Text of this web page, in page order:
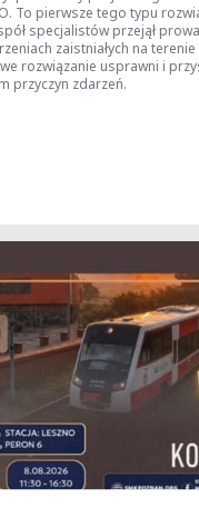
To pierwsze tego typu
specjalistów przejął
zaistniałych na
rozwiązanie usprawni i
przyczyn zdarzeń.